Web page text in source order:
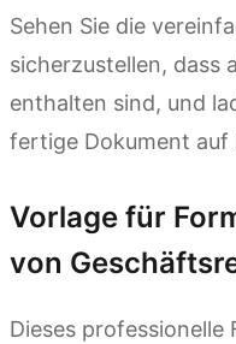
Sehen Sie die
sicherzustellen, dass
enthalten sind, und
fertige Dokument auf
Vorlage für
von
Dieses professionelle